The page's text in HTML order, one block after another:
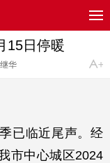
15日停暖
华
已临近尾声。经
市中心城区2024